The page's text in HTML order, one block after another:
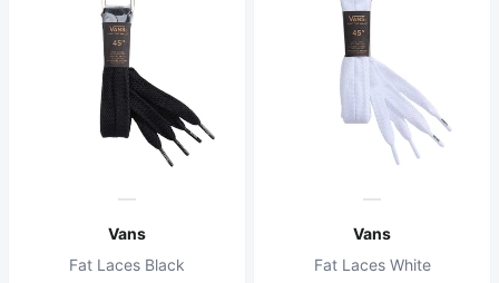
Vans
Fat Laces Black
Vans
Fat Laces White